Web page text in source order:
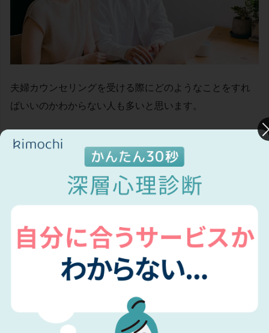
夫婦カウンセリングを受ける際にどのようなことをすれ
ばいいのかわからない人も多いと思います。
ポイントをおさえて、参考にしてみてください。
夫婦カウンセリングの5つのポイント
夫婦2人で受ける
カウンセラーという第三者の目線がある
ストレスを最小限にできる